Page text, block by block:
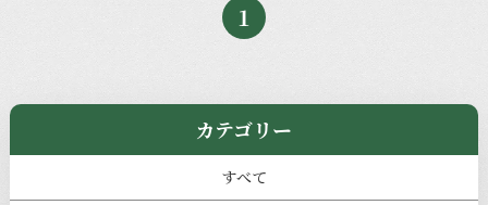
1
カテゴリー
すべて